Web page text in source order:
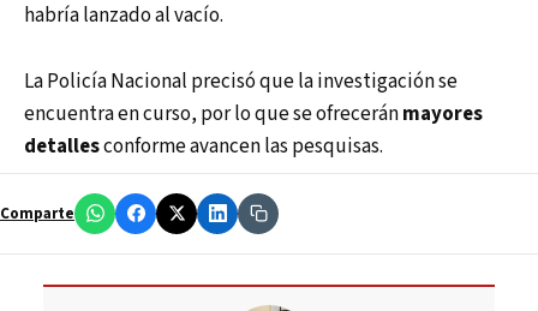
habría lanzado al vacío.
La Policía Nacional precisó que la investigación se
encuentra en curso, por lo que se ofreceránmayores
detallesconforme avancen las pesquisas.
Comparte